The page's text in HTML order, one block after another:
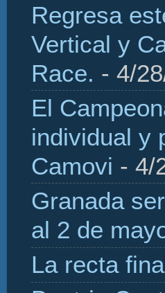
Regresa
Vertical y
Race. - 4/
El
individual y
Camovi - 4/
Granada
al 2 de
La recta